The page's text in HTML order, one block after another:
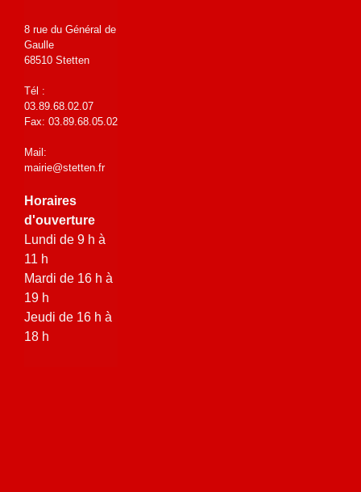
8 rue du Général de
Gaulle
68510 Stetten
Tél :
03.89.68.02.07
Fax: 03.89.68.05.02
Mail:
mairie@stetten.fr
Horaires
d'ouverture
Lundi de 9 h à
11 h
Mardi de 16 h à
19 h
Jeudi de 16 h à
18 h